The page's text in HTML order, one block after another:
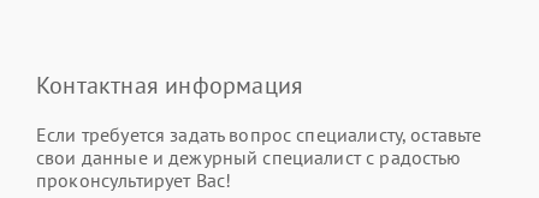
Контактная информация
Если требуется задать вопрос специалисту, оставьте
свои данные и дежурный специалист с радостью
проконсультирует Вас!